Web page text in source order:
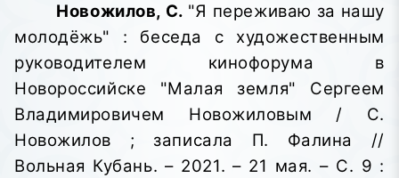
Новожилов, С. "Я переживаю за нашу
молодёжь" : беседа с художественным
руководителем кинофорума в
Новороссийске "Малая земля" Сергеем
Владимировичем Новожиловым / С.
Новожилов ; записала П. Фалина //
Вольная Кубань. – 2021. – 21 мая. – С. 9 :